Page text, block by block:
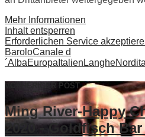
Mehr Informationen
Inhalt entsperren
Erforderlichen Service
BaroloCanale d
´AlbaEuropa Italien Langhe
VORHERIGER POST
Ming River-Happy
2020 - Goldfisch